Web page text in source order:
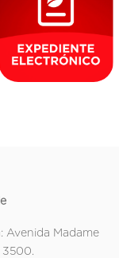
: Avenida Madame
3500.